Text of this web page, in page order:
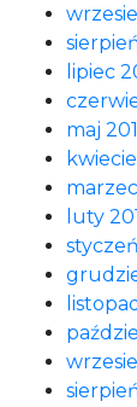
lipiec
maj
luty